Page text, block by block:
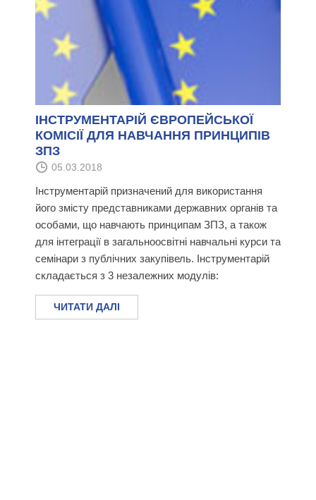
ІНСТРУМЕНТАРІЙ ЄВРОПЕЙСЬКОЇ
КОМІСІЇ ДЛЯ НАВЧАННЯ ПРИНЦИПІВ
ЗПЗ
05.03.2018
Інструментарій призначений для використання
його змісту представниками державних органів та
особами, що навчають принципам ЗПЗ, а також
для інтеграції в загальноосвітні навчальні курси та
семінари з публічних закупівель. Інструментарій
складається з 3 незалежних модулів:
ЧИТАТИ ДАЛІ